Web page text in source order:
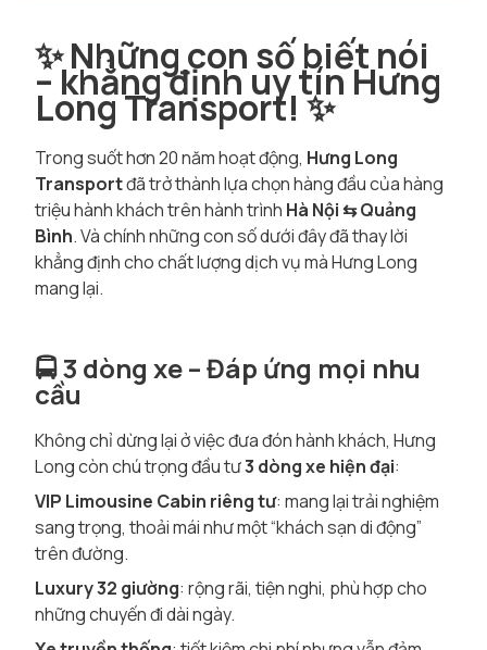
✨ Những con số biết nói
– khẳng định uy tín Hưng
Long Transport! ✨
Trong suốt hơn 20 năm hoạt động, Hưng Long
Transportđã trở thành lựa chọn hàng đầu của hàng
triệu hành khách trên hành trình Hà Nội ⇆ Quảng
Bình. Và chính những con số dưới đây đã thay lời
khẳng định cho chất lượng dịch vụ mà Hưng Long
mang lại.
🚍 3 dòng xe – Đáp ứng mọi nhu
cầu
Không chỉ dừng lại ở việc đưa đón hành khách, Hưng
Long còn chú trọng đầu tư3 dòng xe hiện đại:
VIP Limousine Cabin riêng tư: mang lại trải nghiệm
sang trọng, thoải mái như một “khách sạn di động”
trên đường.
Luxury 32 giường: rộng rãi, tiện nghi, phù hợp cho
những chuyến đi dài ngày.